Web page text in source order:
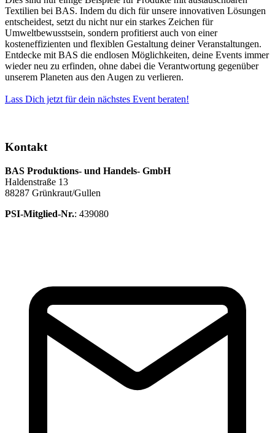
Textilien bei BAS. Indem du dich für unsere innovativen Lösungen
entscheidest, setzt du nicht nur ein starkes Zeichen für
Umweltbewusstsein, sondern profitierst auch von einer
kosteneffizienten und flexiblen Gestaltung deiner Veranstaltungen.
Entdecke mit BAS die endlosen Möglichkeiten, deine Events immer
wieder neu zu erfinden, ohne dabei die Verantwortung gegenüber
unserem Planeten aus den Augen zu verlieren.
Lass Dich jetzt für dein nächstes Event beraten!
Kontakt
BAS Produktions- und Handels- GmbH
Haldenstraße 13
88287 Grünkraut/Gullen
PSI-Mitglied-Nr.: 439080